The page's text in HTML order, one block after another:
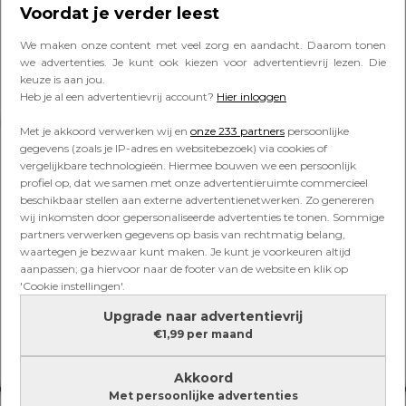
Voordat je verder leest
We maken onze content met veel zorg en aandacht. Daarom tonen
we advertenties. Je kunt ook kiezen voor advertentievrij lezen. Die
keuze is aan jou.
Heb je al een advertentievrij account? Hier inloggen
Met je akkoord verwerken wij en onze 233 partners persoonlijke
gegevens (zoals je IP-adres en websitebezoek) via cookies of
vergelijkbare technologieën. Hiermee bouwen we een persoonlijk
profiel op, dat we samen met onze advertentieruimte commercieel
beschikbaar stellen aan externe advertentienetwerken. Zo genereren
wij inkomsten door gepersonaliseerde advertenties te tonen. Sommige
partners verwerken gegevens op basis van rechtmatig belang,
waartegen je bezwaar kunt maken. Je kunt je voorkeuren altijd
aanpassen; ga hiervoor naar de footer van de website en klik op
'Cookie instellingen'.
Upgrade naar advertentievrij
€1,99 per maand
Akkoord
Met persoonlijke advertenties
minuten oprechte aandacht voor
je kind zorgt al voor betere band